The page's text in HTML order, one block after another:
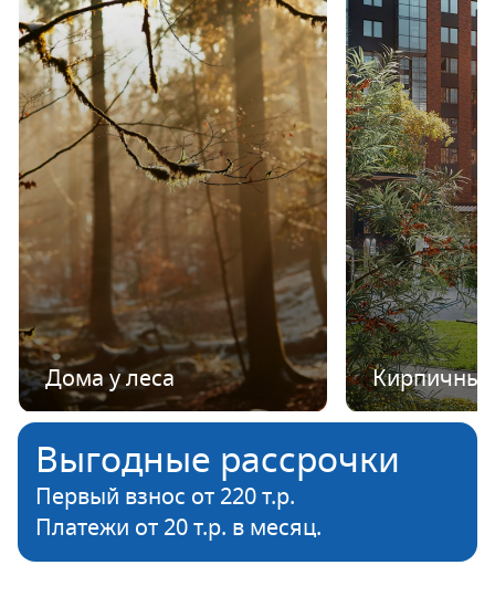
Дома у леса
Выгодные рассрочки
Первый взнос от 220 т.р.
Платежи от 20 т.р. в месяц.